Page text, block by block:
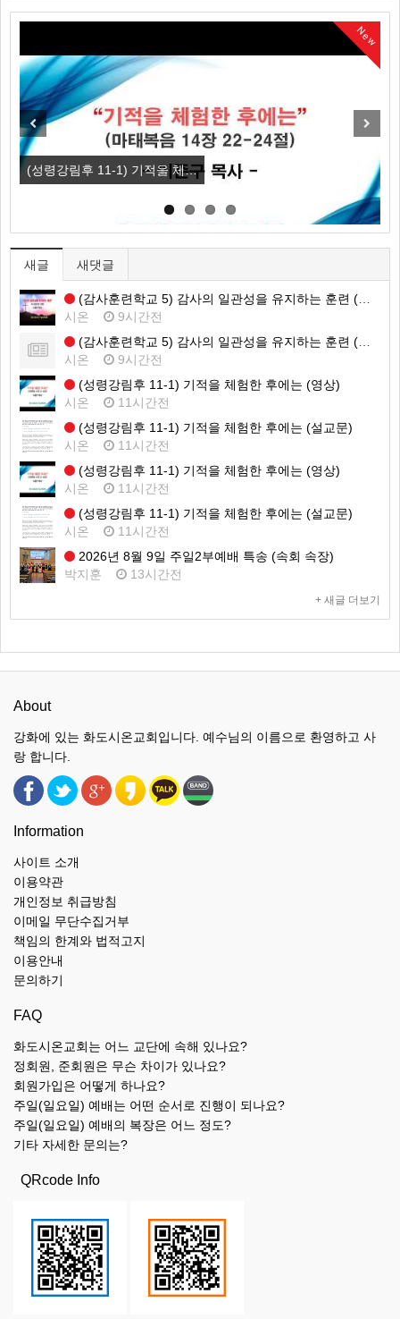
New
(성령강림후 11-1) 기적을 체…
Previous
새글 새댓글
(감사훈련학교 5) 감사의 일관성을 유지하는 훈련 (영상)
시온
9시간전
(감사훈련학교 5) 감사의 일관성을 유지하는 훈련 (설교문)
시온
9시간전
(성령강림후 11-1) 기적을 체험한 후에는 (영상)
시온
11시간전
(성령강림후 11-1) 기적을 체험한 후에는 (설교문)
시온
11시간전
(성령강림후 11-1) 기적을 체험한 후에는 (영상)
시온
11시간전
(성령강림후 11-1) 기적을 체험한 후에는 (설교문)
시온
11시간전
2026년 8월 9일 주일2부예배 특송 (속회 속장)
박지훈
13시간전
+ 새글 더보기
About
강화에 있는 화도시온교회입니다. 예수님의 이름으로 환영하고 사
랑 합니다.
Information
사이트 소개
이용약관
개인정보 취급방침
이메일 무단수집거부
책임의 한계와 법적고지
이용안내
문의하기
FAQ
화도시온교회는 어느 교단에 속해 있나요?
정회원, 준회원은 무슨 차이가 있나요?
회원가입은 어떻게 하나요?
주일(일요일) 예배는 어떤 순서로 진행이 되나요?
주일(일요일) 예배의 복장은 어느 정도?
기타 자세한 문의는?
QRcode Info